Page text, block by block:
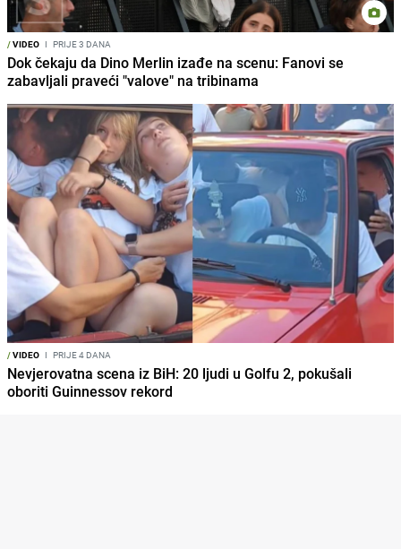
/VIDEO I PRIJE 3 DANA
Dok čekaju da Dino Merlin izađe na scenu: Fanovi se
zabavljali praveći "valove" na tribinama
/VIDEO I PRIJE 4 DANA
Nevjerovatna scena iz BiH: 20 ljudi u Golfu 2, pokušali
oboriti Guinnessov rekord